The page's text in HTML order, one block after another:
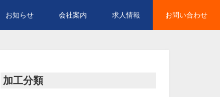
お知らせ 会社案内 求人情報 お問い合わせ
加工分類